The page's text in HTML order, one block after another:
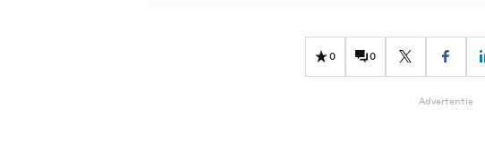
0 0
Advertentie